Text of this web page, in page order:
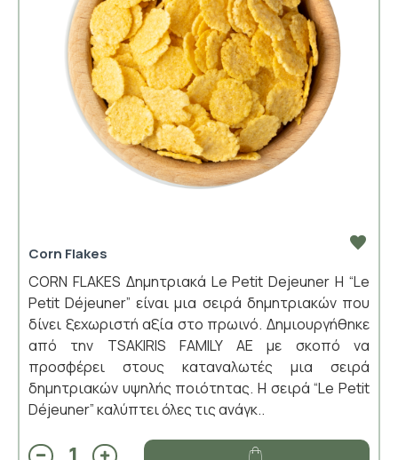
Corn Flakes
CORN FLAKES Δημητριακά Le Petit Dejeuner Η “Le
Petit Déjeuner” είναι μια σειρά δημητριακών που
δίνει ξεχωριστή αξία στο πρωινό. Δημιουργήθηκε
από την TSAKIRIS FAMILY ΑΕ με σκοπό να
προσφέρει στους καταναλωτές μια σειρά
δημητριακών υψηλής ποιότητας. Η σειρά “Le Petit
Déjeuner” καλύπτει όλες τις ανάγκ..